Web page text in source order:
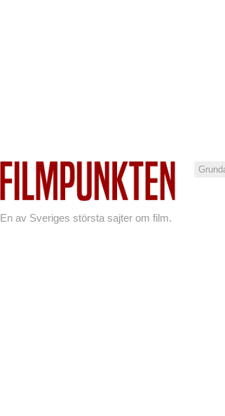
En av Sveriges största sajter om film.